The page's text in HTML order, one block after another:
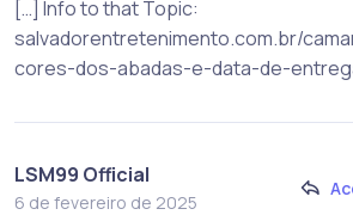
[…] Info to that Topic:
salvadorentretenimento.com.br/
cores-dos-abadas-e-data-de-
LSM99 Official
6 de fevereiro de 2025